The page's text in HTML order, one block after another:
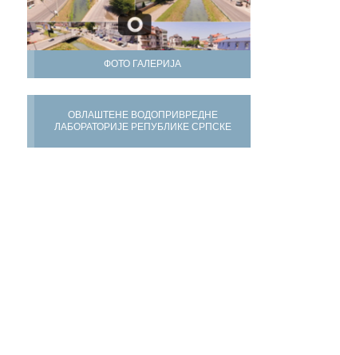
ФОТО ГАЛЕРИЈА
ОВЛАШТЕНЕ ВОДОПРИВРЕДНЕ
ЛАБОРАТОРИЈЕ РЕПУБЛИКЕ СРПСКЕ